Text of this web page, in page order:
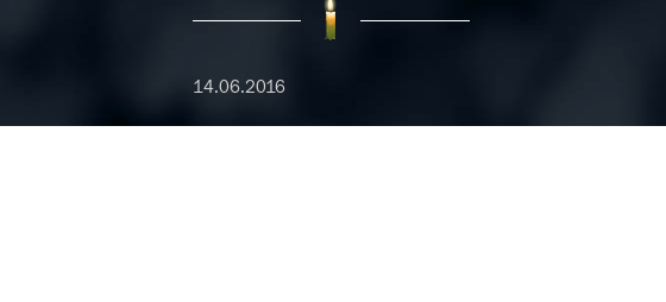
14.06.2016